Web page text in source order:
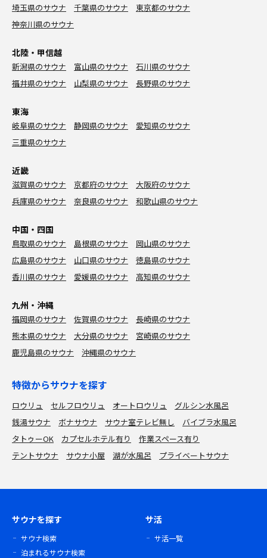
埼玉県のサウナ 千葉県のサウナ
東京都のサウナ
神奈川県のサウナ
北陸・甲信越
新潟県のサウナ 富山県のサウナ
石川県のサウナ
福井県のサウナ
山梨県のサウナ 長野県のサウナ
東海
岐阜県のサウナ 静岡県のサウナ
愛知県のサウナ
三重県のサウナ
近畿
滋賀県のサウナ 京都府のサウナ
大阪府のサウナ
兵庫県のサウナ
奈良県のサウナ 和歌山県のサウナ
中国・四国
鳥取県のサウナ 島根県のサウナ
岡山県のサウナ
広島県のサウナ
山口県のサウナ
徳島県のサウナ
香川県のサウナ
愛媛県のサウナ 高知県のサウナ
九州・沖縄
福岡県のサウナ 佐賀県のサウナ
長崎県のサウナ
熊本県のサウナ
大分県のサウナ
宮崎県のサウナ
鹿児島県のサウナ
沖縄県のサウナ
特徴からサウナを探す
ロウリュ セルフロウリュ オートロウリュ
グルシン水風呂
銭湯サウナ
ボナサウナ サウナ室テレビ無し
バイブラ水風呂
タトゥーOK
カプセルホテル有り
作業スペース有り
テントサウナ
サウナ小屋 湖が水風呂 プライベートサウナ
サウナを探す
サウナ検索
泊まれるサウナ検索
サ活
サ活一覧